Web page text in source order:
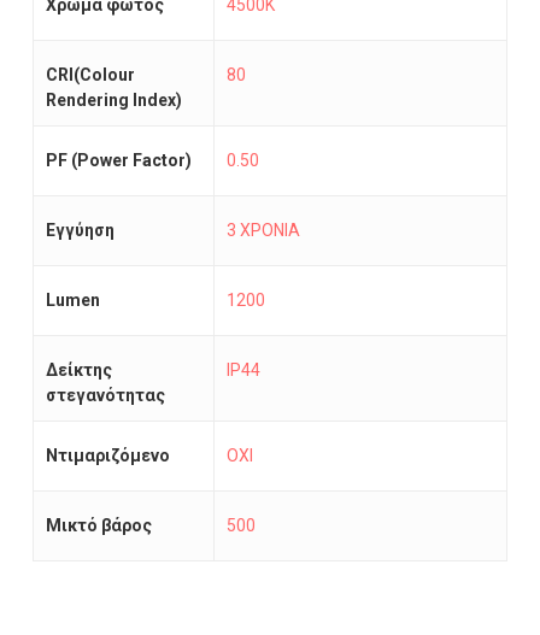
Χρώμα φωτός 4500K
CRI(Colour
Rendering Index)
80
PF (Power Factor) 0.50
Εγγύηση 3 ΧΡΟΝΙΑ
Lumen 1200
Δείκτης
στεγανότητας
IP44
Ντιμαριζόμενο ΟΧΙ
Μικτό βάρος 500